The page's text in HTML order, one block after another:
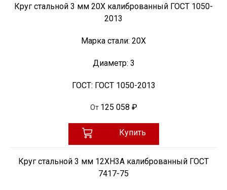
Круг стальной 3 мм 20Х калиброванный ГОСТ 1050-
2013
Марка стали: 20Х
Диаметр: 3
ГОСТ: ГОСТ 1050-2013
От 125 058 ₽
Купить
Круг стальной 3 мм 12ХН3А калиброванный ГОСТ
7417-75